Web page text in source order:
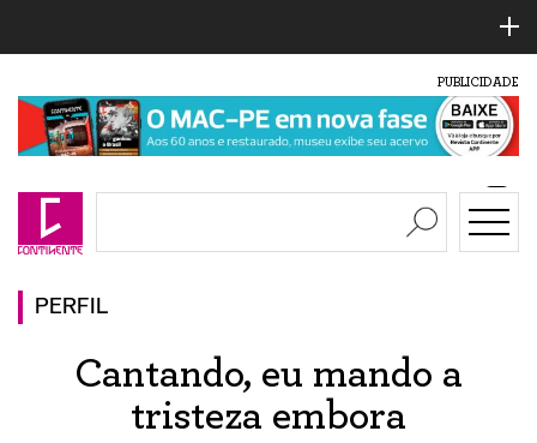
PUBLICIDADE
PERFIL
Cantando, eu mando a
tristeza embora